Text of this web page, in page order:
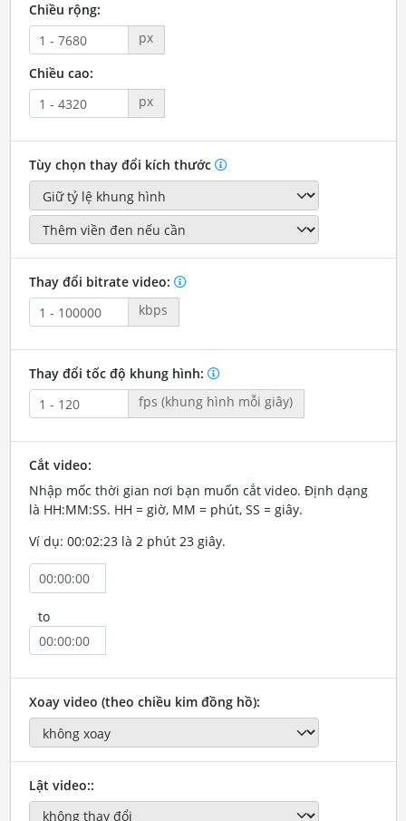
Chiều rộng:
px
Chiều cao:
px
Tùy chọn thay đổi kích thước
Thay đổi bitrate video:
kbps
Thay đổi tốc độ khung hình:
fps (khung hình mỗi giây)
Cắt video:
Nhập mốc thời gian nơi bạn muốn cắt video. Định dạng
là HH:MM:SS. HH = giờ, MM = phút, SS = giây.
Ví dụ: 00:02:23 là 2 phút 23 giây.
to
Xoay video (theo chiều kim đồng hồ):
Lật video::